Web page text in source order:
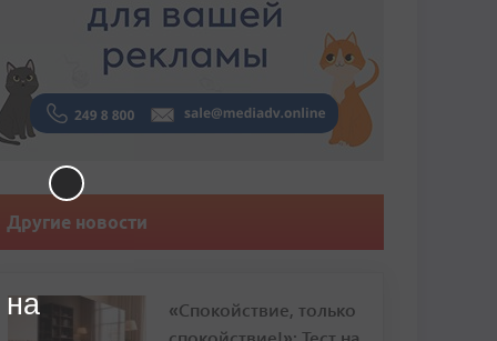
Другие новости
«Спокойствие, только